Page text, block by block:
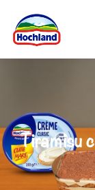
Tiramisu